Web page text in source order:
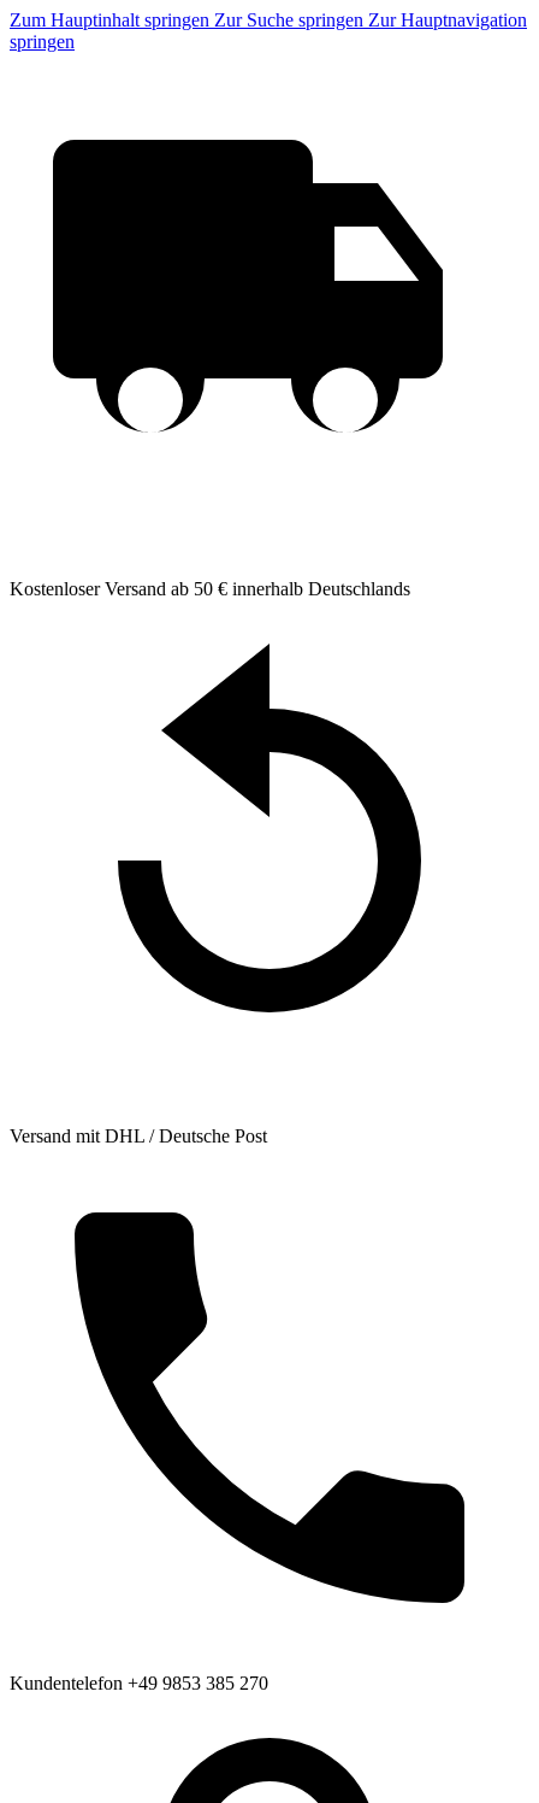
Zum Hauptinhalt springen Zur Suche springen Zur Hauptnavigation
springen
Kostenloser Versand ab 50 € innerhalb Deutschlands
Versand mit DHL / Deutsche Post
Kundentelefon +49 9853 385 270